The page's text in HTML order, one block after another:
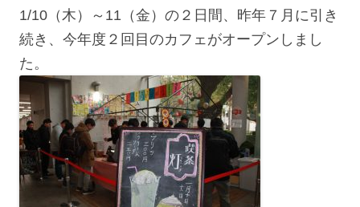
1/10（木）～11（金）の２日間、昨年７月に引き
続き、今年度２回目のカフェがオープンしまし
た。